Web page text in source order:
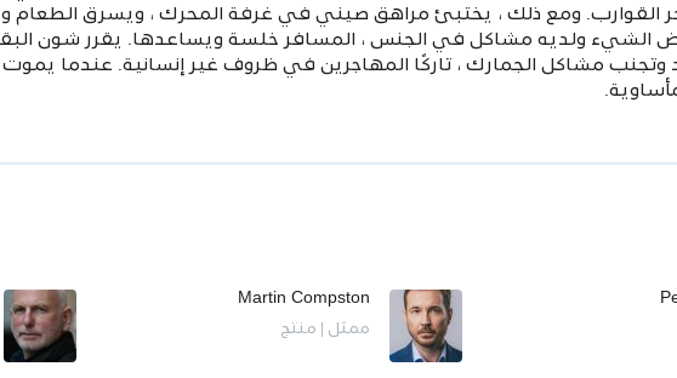
القوارب. ومع ذلك ، يختبئ مراهق صيني في غرفة المحرك ، ويسرق الطعام
الشيء ولديه مشاكل في الجنس ، المسافر خلسة ويساعدها. يقرر شون
مشاكل الجمارك ، تاركًا المهاجرين في ظروف غير إنسانية. عندما يموت
Martin Compston
ممثل | منتج